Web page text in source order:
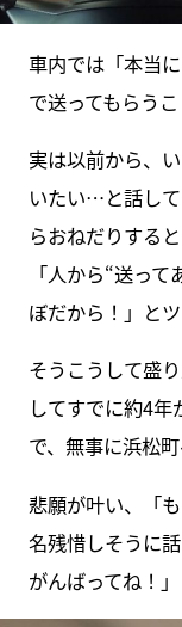
車内では「本当
で送ってもらう
実は以前から、
いたい…と話し
らおねだりする
「人から“送っ
ぼだから！」と
そうこうして盛
してすでに約4
で、無事に浜松
悲願が叶い、「
名残惜しそうに
がんばってね！